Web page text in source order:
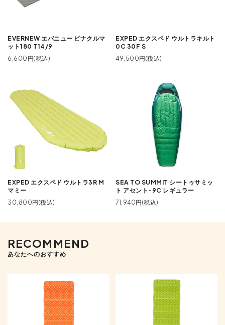
EVERNEW エバニュー ピナクルマ
ット180 T14/9
6,600円(税込)
EXPED エクスペド ウルトラキルト
0C 30F S
49,500円(税込)
EXPED エクスペド ウルトラ3R M
マミー
30,800円(税込)
SEA TO SUMMIT シートゥサミッ
ト アセント-9C レギュラー
71,940円(税込)
RECOMMEND
あなたへのおすすめ